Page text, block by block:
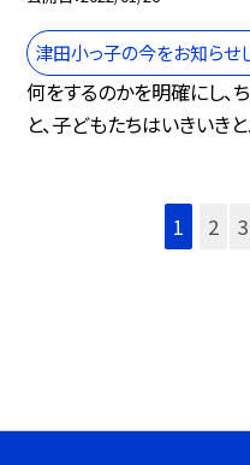
津田小っ子の今をお知らせ
何をするのかを明確にし、
と、子どもたちはいきいき
1 2 3